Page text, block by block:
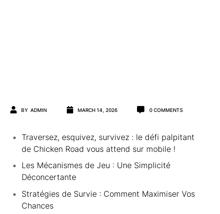
BY ADMIN MARCH 14, 2026 0 COMMENTS
Traversez, esquivez, survivez : le défi palpitant
de Chicken Road vous attend sur mobile !
Les Mécanismes de Jeu : Une Simplicité
Déconcertante
Stratégies de Survie : Comment Maximiser Vos
Chances